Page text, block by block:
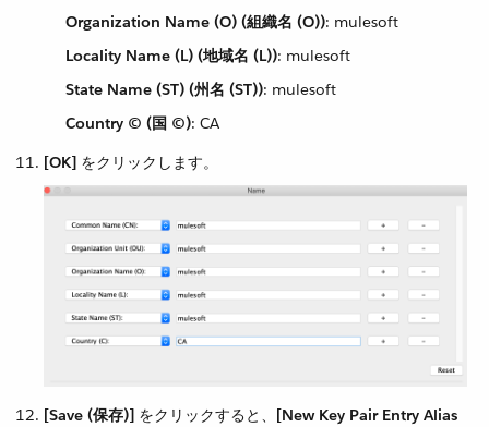
Organization Name (O) (組織名 (O))​: mulesoft
Locality Name (L) (地域名 (L))​: mulesoft
State Name (ST) (州名 (ST))​: mulesoft
Country © (国 ©)​: CA
[OK] ​ をクリックします。
[Save (保存)] ​ をクリックすると、​
[New Key Pair Entry Alias